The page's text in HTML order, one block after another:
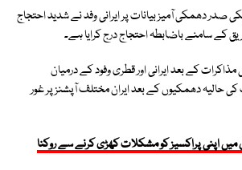
صدر دھمکی آمیز بیانات پر ایرانی وفد نے شدید احتجاج
کے سامنے باضابطہ احتجاج درج کرایا ہے۔
کے بعد ایرانی اور قطری وفود کے درمیان
حالیہ دھمکیوں کے بعد ایران مختلف آپشنز پر غور
میں اپنی پراکسیز کو مشکلات کھڑی کرنے سے روکنا